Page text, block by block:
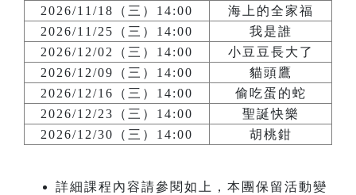
2026/11/18（三）14:00
海上的全家福
2026/11/25（三）14:00
我是誰
2026/12/02（三）14:00
小豆豆長大了
2026/12/09（三）14:00
貓頭鷹
2026/12/16（三）14:00
偷吃蛋的蛇
2026/12/23（三）14:00
聖誕快樂
2026/12/30（三）14:00
胡桃鉗
詳細課程內容請參閱如上，本團保留活動變